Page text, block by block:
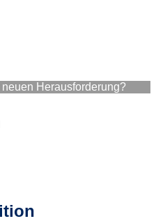
Herausforderung?